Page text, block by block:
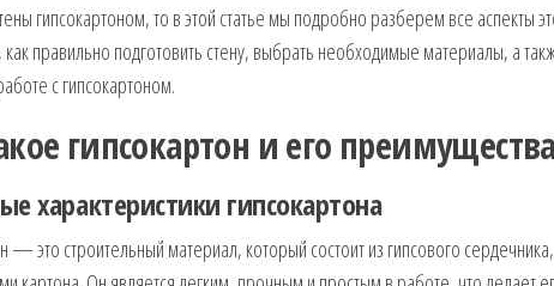
гипсокартоном, то в этой статье мы подробно разберем все аспекты
как правильно подготовить стену, выбрать необходимые материалы, а
с гипсокартоном.
гипсокартон и его преимущества
характеристики гипсокартона
— это строительный материал, который состоит из гипсового